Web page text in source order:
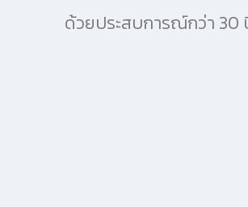
ด้วยประสบการณ์กว่า 30